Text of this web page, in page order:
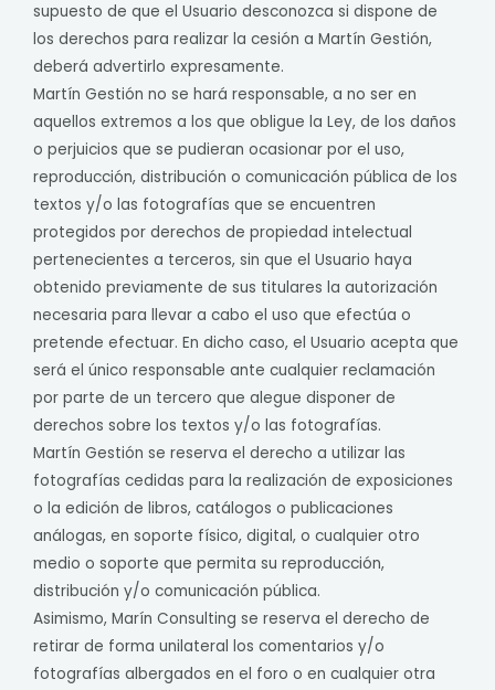
supuesto de que el Usuario desconozca si dispone de
los derechos para realizar la cesión a Martín Gestión,
deberá advertirlo expresamente.
Martín Gestión no se hará responsable, a no ser en
aquellos extremos a los que obligue la Ley, de los daños
o perjuicios que se pudieran ocasionar por el uso,
reproducción, distribución o comunicación pública de los
textos y/o las fotografías que se encuentren
protegidos por derechos de propiedad intelectual
pertenecientes a terceros, sin que el Usuario haya
obtenido previamente de sus titulares la autorización
necesaria para llevar a cabo el uso que efectúa o
pretende efectuar. En dicho caso, el Usuario acepta que
será el único responsable ante cualquier reclamación
por parte de un tercero que alegue disponer de
derechos sobre los textos y/o las fotografías.
Martín Gestión se reserva el derecho a utilizar las
fotografías cedidas para la realización de exposiciones
o la edición de libros, catálogos o publicaciones
análogas, en soporte físico, digital, o cualquier otro
medio o soporte que permita su reproducción,
distribución y/o comunicación pública.
Asimismo, Marín Consulting se reserva el derecho de
retirar de forma unilateral los comentarios y/o
fotografías albergados en el foro o en cualquier otra